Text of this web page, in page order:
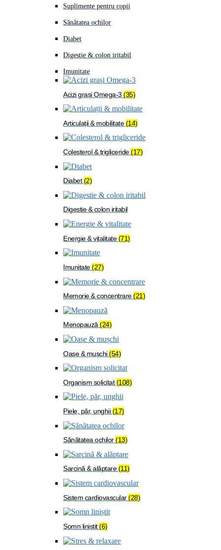
Suplimente pentru copii
Sănătatea ochilor
Diabet
Digestie & colon iritabil
Imunitate
Acizi grași Omega-3 (35)
Articulații & mobilitate(14)
Colesterol & trigliceride(17)
Diabet(2)
Digestie & colon iritabil
Energie & vitalitate(71)
Imunitate(27)
Memorie & concentrare(21)
Menopauză(24)
Oase & mușchi(54)
Organism solicitat(108)
Piele, păr, unghii(17)
Sănătatea ochilor(13)
Sarcină & alăptare(11)
Sistem cardiovascular(28)
Somn liniștit(6)